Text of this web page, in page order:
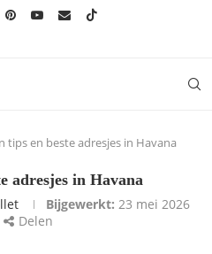
tips en beste adresjes in Havana
adresjes in Havana
Bijgewerkt: 23 mei 2026
Delen